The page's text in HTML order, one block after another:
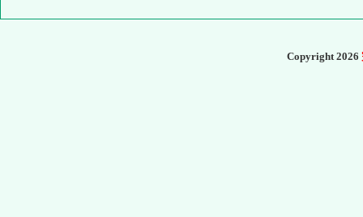
Copyright 2026